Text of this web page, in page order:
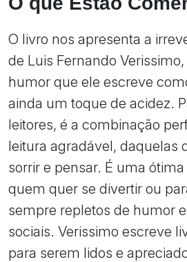
O livro nos apresenta a
de Luis Fernando
humor que ele escreve
ainda um toque de acidez.
leitores, é a combinação
leitura agradável, daquelas
sorrir e pensar. É uma
quem quer se divertir ou
sempre repletos de humor
sociais. Verissimo escreve
para serem lidos e